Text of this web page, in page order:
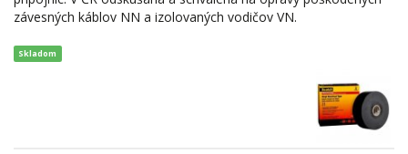
závesných káblov NN a izolovaných vodičov VN.
Skladom